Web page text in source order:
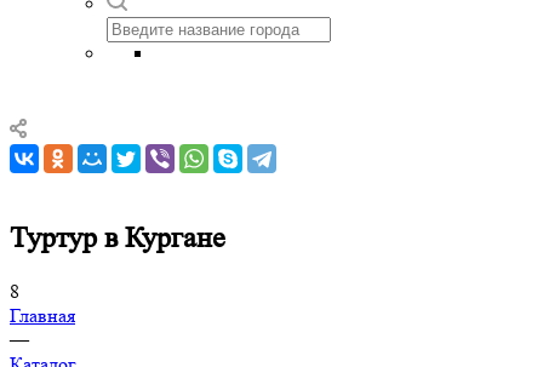
Туртур в Кургане
8
Главная
—